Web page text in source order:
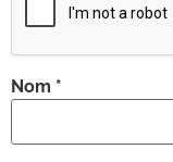
Nom *